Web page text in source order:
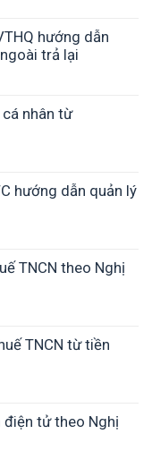
hướng dẫn
trả lại
nhân từ
hướng dẫn quản lý
TNCN theo Nghị
TNCN từ tiền
điện tử theo Nghị